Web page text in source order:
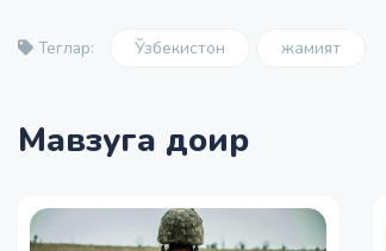
Теглар: Ўзбекистон жамият
Мавзуга доир